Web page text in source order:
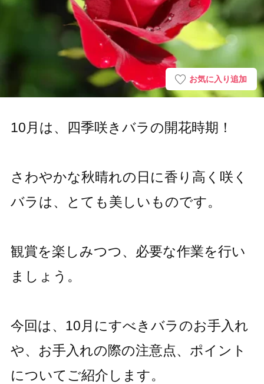
お気に入り追加
10月は、四季咲きバラの開花時期！
さわやかな秋晴れの日に香り高く咲く
バラは、とても美しいものです。
観賞を楽しみつつ、必要な作業を行い
ましょう。
今回は、10月にすべきバラのお手入れ
や、お手入れの際の注意点、ポイント
についてご紹介します。